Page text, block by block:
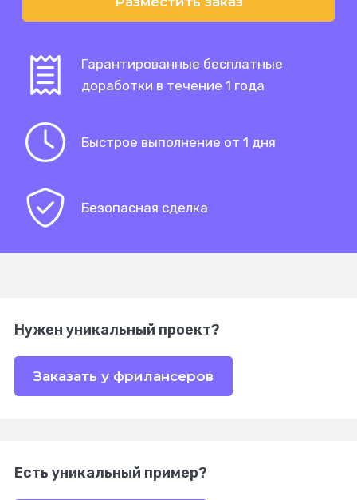
Гарантированные бесплатные
доработки в течение 1 года
Быстрое выполнение от 1 дня
Безопасная сделка
Нужен уникальный проект?
Заказать у фрилансеров
Есть уникальный пример?